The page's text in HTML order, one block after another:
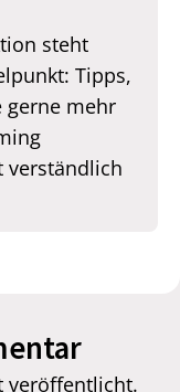
steht
Tipps,
gerne mehr
verständlich
veröffentlicht.